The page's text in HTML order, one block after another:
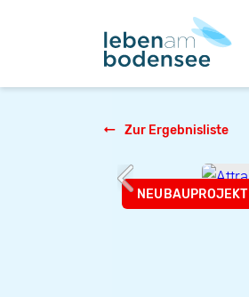
Zur Ergebnisliste
NEUBAUPROJEKT